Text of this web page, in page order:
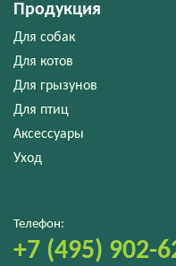
Телефон:
+7 (495) 902-
Продукция
Для собак
Для котов
Для грызунов
Для птиц
Аксессуары
Уход